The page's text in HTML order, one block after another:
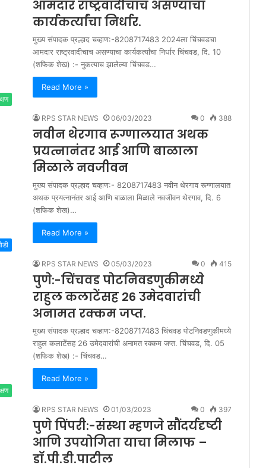
आमदार राष्ट्रवादीचाच असण्याचा
कार्यकर्त्यांचा निर्धार.
मुख्य संपादक प्रल्हाद चव्हाण:-8208717483 2024ला चिंचवडचा
आमदार राष्ट्रवादीचाच असण्याचा कार्यकर्त्यांचा निर्धार चिंचवड, दि. 10
(शफिक शेख) :- नुकत्याच झालेल्या चिंचवड…
Read More »
RPS STAR NEWS 06/03/2023 0 388
नवीन थेरगाव रूग्णालयात अथक
प्रयत्नानंतर आई आणि बाळाला
मिळाले नवजीवन
मुख्य संपादक प्रल्हाद चव्हाण:- 8208717483 नवीन थेरगाव रूग्णालयात
अथक प्रयत्नानंतर आई आणि बाळाला मिळाले नवजीवन थेरगाव, दि. 6
(शफिक शेख)…
Read More »
RPS STAR NEWS 05/03/2023 0 415
पुणे:-चिंचवड पोटनिवडणुकीमध्ये
राहुल कलाटेंसह 26 उमेदवारांची
अनामत रक्कम जप्त.
मुख्य संपादक प्रल्हाद चव्हाण:-8208717483 चिंचवड पोटनिवडणुकीमध्ये
राहुल कलाटेंसह 26 उमेदवारांची अनामत रक्कम जप्त. चिंचवड, दि. 05
(शफिक शेख) :- चिंचवड…
Read More »
RPS STAR NEWS 01/03/2023 0 397
पुणे पिंपरी:-संस्था म्हणजे सौंदर्यदृष्टी
आणि उपयोगिता याचा मिलाफ –
डॉ.पी.डी.पाटील